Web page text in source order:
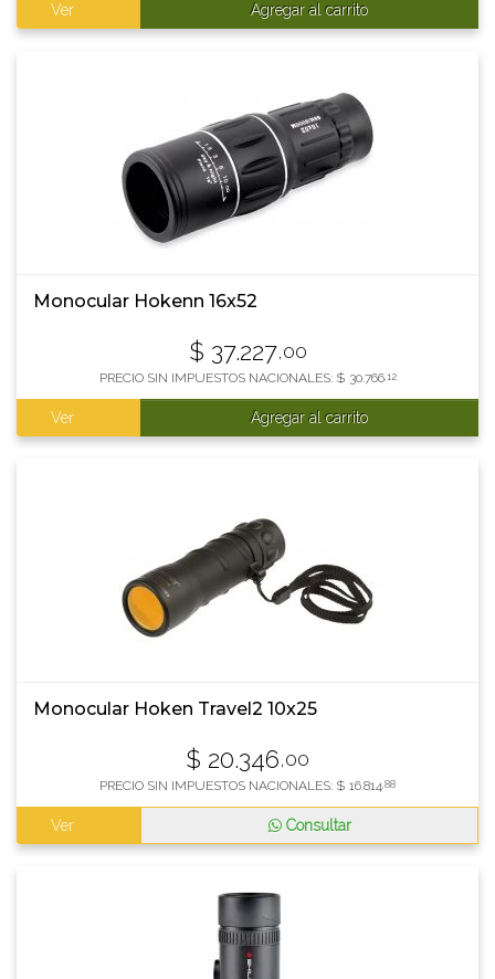
Ver Agregar al carrito
Monocular Hokenn 16x52
$ 37.227,00
PRECIO SIN IMPUESTOS NACIONALES: $ 30.766,12
Ver Agregar al carrito
Monocular Hoken Travel2 10x25
$ 20.346,00
PRECIO SIN IMPUESTOS NACIONALES: $ 16.814,88
Ver Consultar